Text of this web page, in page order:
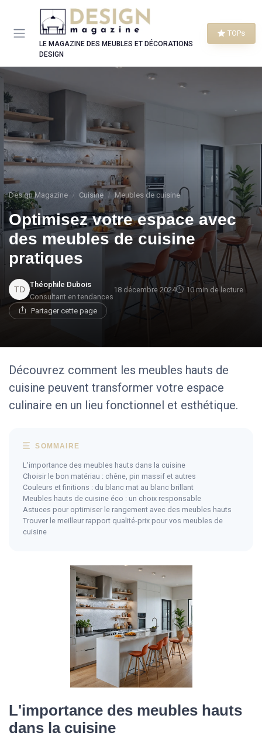
LE MAGAZINE DES MEUBLES ET DÉCORATIONS
DESIGN
TOPs
Design Magazine Cuisine Meubles de cuisine
Optimisez votre espace avec
des meubles de cuisine
pratiques
Théophile Dubois
Consultant en tendances
18 décembre 2024 10 min de lecture
Partager cette page
Découvrez comment les meubles hauts de
cuisine peuvent transformer votre espace
culinaire en un lieu fonctionnel et esthétique.
SOMMAIRE
L'importance des meubles hauts dans la cuisine
Choisir le bon matériau : chêne, pin massif et autres
Couleurs et finitions : du blanc mat au blanc brillant
Meubles hauts de cuisine éco : un choix responsable
Astuces pour optimiser le rangement avec des meubles hauts
Trouver le meilleur rapport qualité-prix pour vos meubles de
cuisine
L'importance des meubles hauts
dans la cuisine
Panneau de gestion des cookies